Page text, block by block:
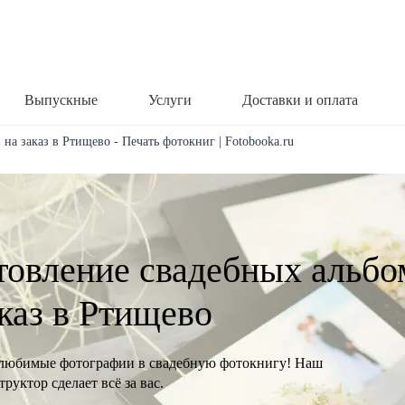
Выпускные Услуги Доставки и оплата
заказ в Ртищево - Печать фотокниг | Fotobooka.ru
свадебных
в Ртищево
фотографии в свадебную фотокнигу! Наш
сделает всё за вас.